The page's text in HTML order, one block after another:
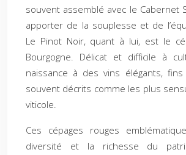
souvent assemblé avec le Cabernet
apporter de la souplesse et de
Le Pinot Noir, quant à lui, est le
Bourgogne. Délicat et difficile à
naissance à des vins élégants,
souvent décrits comme les plus
viticole.
Ces cépages rouges
diversité et la richesse du